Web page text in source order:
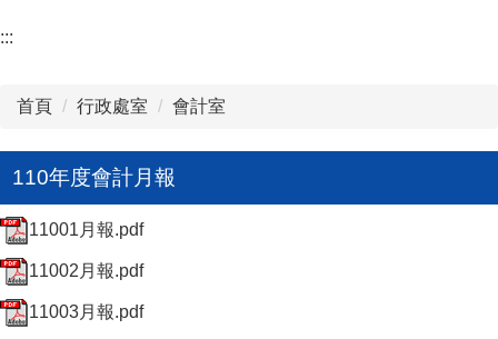
:::
首頁 行政處室 會計室
110年度會計月報
11001月報.pdf
11002月報.pdf
11003月報.pdf